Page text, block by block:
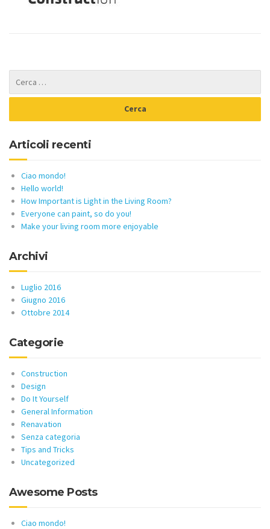
Articoli recenti
Ciao mondo!
Hello world!
How Important is Light in the Living Room?
Everyone can paint, so do you!
Make your living room more enjoyable
Archivi
Luglio 2016
Giugno 2016
Ottobre 2014
Categorie
Construction
Design
Do It Yourself
General Information
Renavation
Senza categoria
Tips and Tricks
Uncategorized
Awesome Posts
Ciao mondo!